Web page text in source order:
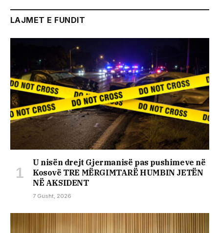
LAJMET E FUNDIT
U nisën drejt Gjermanisë pas pushimeve në
Kosovë TRE MËRGIMTARË HUMBIN JETËN
NË AKSIDENT
7 Gusht, 2026